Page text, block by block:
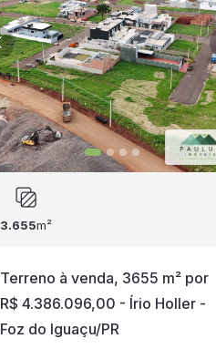
3.655m²
Terreno à venda, 3655 m² por
R$ 4.386.096,00 - Írio Holler -
Foz do Iguaçu/PR